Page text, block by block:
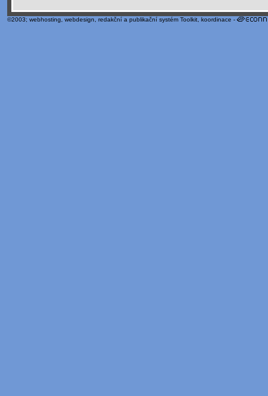
©2003; webhosting webdesign redakční a publikační systém Toolkit , koordinace -